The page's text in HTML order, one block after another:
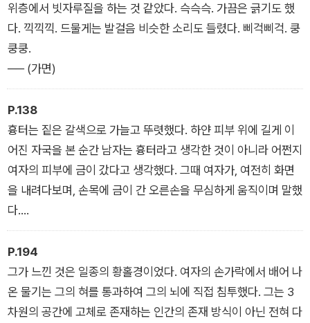
위층에서 빗자루질을 하는 것 같았다. 슥슥슥. 가끔은 긁기도 했
다. 끽끽끽. 드물게는 발걸음 비슷한 소리도 들렸다. 삐걱삐걱. 쿵
쿵쿵.
── (가면)
P.138
흉터는 짙은 갈색으로 가늘고 뚜렷했다. 하얀 피부 위에 길게 이
어진 자국을 본 순간 남자는 흉터라고 생각한 것이 아니라 어쩐지
여자의 피부에 금이 갔다고 생각했다. 그때 여자가, 여전히 화면
을 내려다보며, 손목에 금이 간 오른손을 무심하게 움직이며 말했
다.
“언젠가는 집으로 돌아가게 될 거예요.”
── (금)
P.194
그가 느낀 것은 일종의 황홀경이었다. 여자의 손가락에서 배어 나
온 물기는 그의 혀를 통과하여 그의 뇌에 직접 침투했다. 그는 3
차원의 공간에 고체로 존재하는 인간의 존재 방식이 아닌 전혀 다